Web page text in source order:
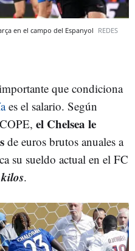
en el campo del Espanyol REDES
que condiciona
es el salario. Según
el Chelsea le
de euros brutos anuales a
su sueldo actual en el FC
kilos.